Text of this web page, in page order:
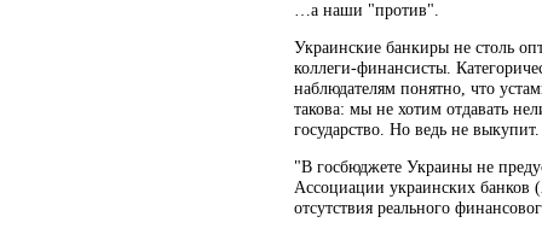
…а наши "против".
Украинские банкиры не столь
коллеги-финансисты.
наблюдателям понятно, что
такова: мы не хотим отдавать
государство. Но ведь не
"В госбюджете Украины не
Ассоциации украинских банков
отсутствия реального